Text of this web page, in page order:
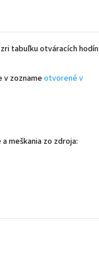
tabuľku otváracích hodín
v zozname otvorené v
meškania zo zdroja: